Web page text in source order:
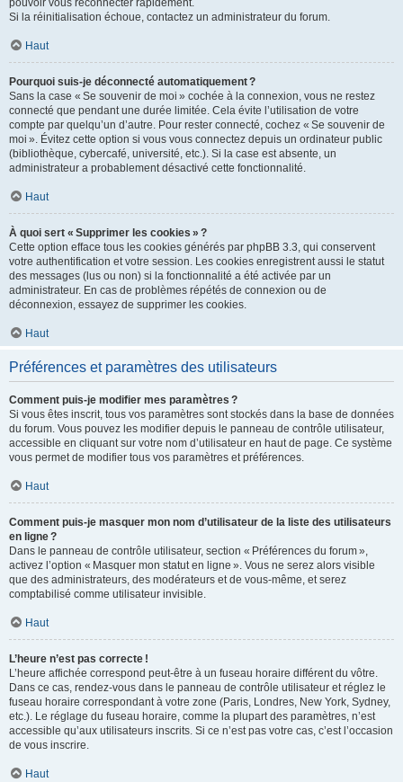
pouvoir vous reconnecter rapidement.
Si la réinitialisation échoue, contactez un administrateur du forum.
Haut
Pourquoi suis-je déconnecté automatiquement ?
Sans la case « Se souvenir de moi » cochée à la connexion, vous ne restez
connecté que pendant une durée limitée. Cela évite l’utilisation de votre
compte par quelqu’un d’autre. Pour rester connecté, cochez « Se souvenir de
moi ». Évitez cette option si vous vous connectez depuis un ordinateur public
(bibliothèque, cybercafé, université, etc.). Si la case est absente, un
administrateur a probablement désactivé cette fonctionnalité.
Haut
À quoi sert « Supprimer les cookies » ?
Cette option efface tous les cookies générés par phpBB 3.3, qui conservent
votre authentification et votre session. Les cookies enregistrent aussi le statut
des messages (lus ou non) si la fonctionnalité a été activée par un
administrateur. En cas de problèmes répétés de connexion ou de
déconnexion, essayez de supprimer les cookies.
Haut
Préférences et paramètres des utilisateurs
Comment puis-je modifier mes paramètres ?
Si vous êtes inscrit, tous vos paramètres sont stockés dans la base de données
du forum. Vous pouvez les modifier depuis le panneau de contrôle utilisateur,
accessible en cliquant sur votre nom d’utilisateur en haut de page. Ce système
vous permet de modifier tous vos paramètres et préférences.
Haut
Comment puis-je masquer mon nom d’utilisateur de la liste des utilisateurs
en ligne ?
Dans le panneau de contrôle utilisateur, section « Préférences du forum »,
activez l’option « Masquer mon statut en ligne ». Vous ne serez alors visible
que des administrateurs, des modérateurs et de vous-même, et serez
comptabilisé comme utilisateur invisible.
Haut
L’heure n’est pas correcte !
L’heure affichée correspond peut-être à un fuseau horaire différent du vôtre.
Dans ce cas, rendez-vous dans le panneau de contrôle utilisateur et réglez le
fuseau horaire correspondant à votre zone (Paris, Londres, New York, Sydney,
etc.). Le réglage du fuseau horaire, comme la plupart des paramètres, n’est
accessible qu’aux utilisateurs inscrits. Si ce n’est pas votre cas, c’est l’occasion
de vous inscrire.
Haut